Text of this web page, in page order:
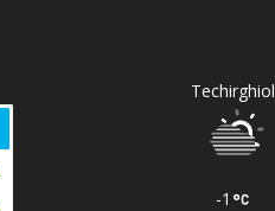
Techirghiol
-1